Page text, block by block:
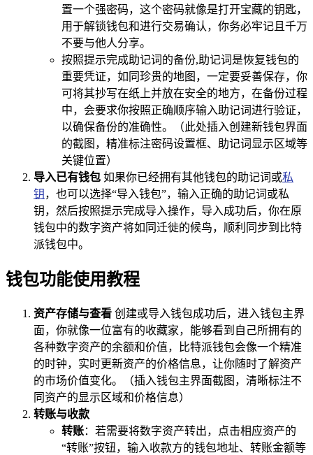
置一个强密码，这个密码就像是打开宝藏的钥匙，
用于解锁钱包和进行交易确认，你务必牢记且千万
不要与他人分享。
按照提示完成助记词的备份,助记词是恢复钱包的
重要凭证，如同珍贵的地图，一定要妥善保存，你
可将其抄写在纸上并放在安全的地方，在备份过程
中，会要求你按照正确顺序输入助记词进行验证，
以确保备份的准确性。（此处插入创建新钱包界面
的截图，精准标注密码设置框、助记词显示区域等
关键位置）
导入已有钱包 如果你已经拥有其他钱包的助记词或私
钥 ，也可以选择“导入钱包”，输入正确的助记词或私
钥，然后按照提示完成导入操作，导入成功后，你在原
钱包中的数字资产将如同迁徙的候鸟，顺利同步到比特
派钱包中。
钱包功能使用教程
资产存储与查看 创建或导入钱包成功后，进入钱包主界
面，你就像一位富有的收藏家，能够看到自己所拥有的
各种数字资产的余额和价值，比特派钱包会像一个精准
的时钟，实时更新资产的价格信息，让你随时了解资产
的市场价值变化。（插入钱包主界面截图，清晰标注不
同资产的显示区域和价格信息）
转账与收款
转账：若需要将数字资产转出，点击相应资产的
“转账”按钮，输入收款方的钱包地址、转账金额等